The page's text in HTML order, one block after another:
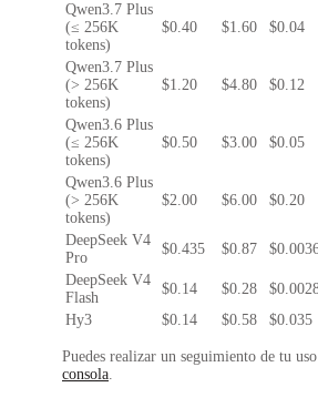
Qwen3.7 Plus
(≤ 256K
tokens)
$0.40 $1.60 $0.04
Qwen3.7 Plus
(> 256K
tokens)
$1.20 $4.80 $0.12
Qwen3.6 Plus
(≤ 256K
tokens)
$0.50 $3.00 $0.05
Qwen3.6 Plus
(> 256K
tokens)
$2.00 $6.00 $0.20
DeepSeek V4
Pro
$0.435 $0.87
DeepSeek V4
Flash
$0.14 $0.28
Hy3
$0.14 $0.58 $0.035
Puedes realizar un seguimiento de tu
consola.